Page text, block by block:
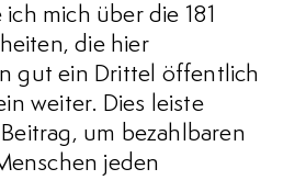
mich über die 181
die hier
gut ein Drittel öffentlich
weiter. Dies leiste
um bezahlbaren
jeden